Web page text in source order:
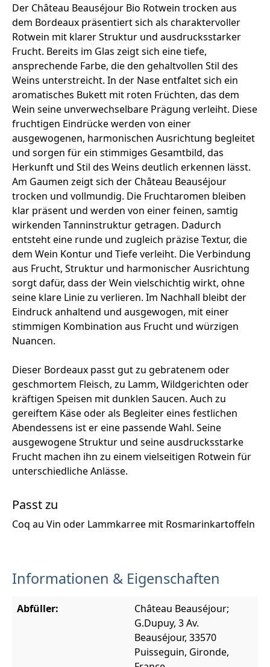
Der Château Beauséjour Bio Rotwein trocken aus
dem Bordeaux präsentiert sich als charaktervoller
Rotwein mit klarer Struktur und ausdrucksstarker
Frucht. Bereits im Glas zeigt sich eine tiefe,
ansprechende Farbe, die den gehaltvollen Stil des
Weins unterstreicht. In der Nase entfaltet sich ein
aromatisches Bukett mit roten Früchten, das dem
Wein seine unverwechselbare Prägung verleiht. Diese
fruchtigen Eindrücke werden von einer
ausgewogenen, harmonischen Ausrichtung begleitet
und sorgen für ein stimmiges Gesamtbild, das
Herkunft und Stil des Weins deutlich erkennen lässt.
Am Gaumen zeigt sich der Château Beauséjour
trocken und vollmundig. Die Fruchtaromen bleiben
klar präsent und werden von einer feinen, samtig
wirkenden Tanninstruktur getragen. Dadurch
entsteht eine runde und zugleich präzise Textur, die
dem Wein Kontur und Tiefe verleiht. Die Verbindung
aus Frucht, Struktur und harmonischer Ausrichtung
sorgt dafür, dass der Wein vielschichtig wirkt, ohne
seine klare Linie zu verlieren. Im Nachhall bleibt der
Eindruck anhaltend und ausgewogen, mit einer
stimmigen Kombination aus Frucht und würzigen
Nuancen.
Dieser Bordeaux passt gut zu gebratenem oder
geschmortem Fleisch, zu Lamm, Wildgerichten oder
kräftigen Speisen mit dunklen Saucen. Auch zu
gereiftem Käse oder als Begleiter eines festlichen
Abendessens ist er eine passende Wahl. Seine
ausgewogene Struktur und seine ausdrucksstarke
Frucht machen ihn zu einem vielseitigen Rotwein für
unterschiedliche Anlässe.
Passt zu
Coq au Vin oder Lammkarree mit Rosmarinkartoffeln
Informationen & Eigenschaften
Abfüller:
Château Beauséjour;
G.Dupuy, 3 Av.
Beauséjour, 33570
Puisseguin, Gironde,